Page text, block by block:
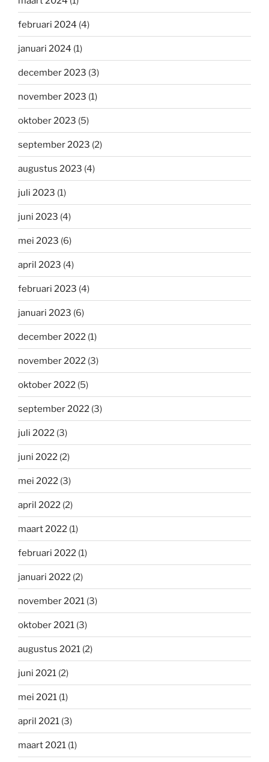
februari 2024 (4)
januari 2024 (1)
december 2023 (3)
november 2023 (1)
oktober 2023 (5)
september 2023 (2)
augustus 2023 (4)
juli 2023 (1)
juni 2023 (4)
mei 2023 (6)
april 2023 (4)
februari 2023 (4)
januari 2023 (6)
december 2022 (1)
november 2022 (3)
oktober 2022 (5)
september 2022 (3)
juli 2022 (3)
juni 2022 (2)
mei 2022 (3)
april 2022 (2)
maart 2022 (1)
februari 2022 (1)
januari 2022 (2)
november 2021 (3)
oktober 2021 (3)
augustus 2021 (2)
juni 2021 (2)
mei 2021 (1)
april 2021 (3)
maart 2021 (1)